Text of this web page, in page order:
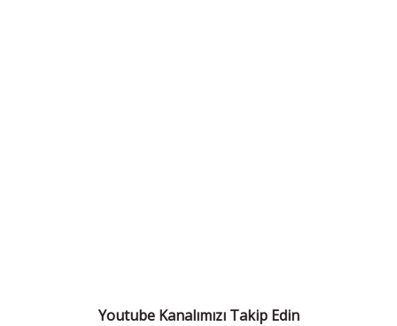
Youtube Kanalımızı Takip Edin